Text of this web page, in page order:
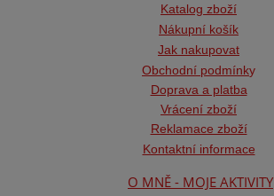
Katalog zboží
Nákupní košík
Jak nakupovat
Obchodní podmínky
Doprava a platba
Vrácení zboží
Reklamace zboží
Kontaktní informace
O MNĚ - MOJE AKTIVITY